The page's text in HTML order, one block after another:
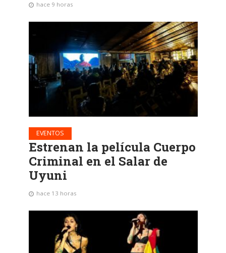
hace 9 horas
EVENTOS
Estrenan la película Cuerpo
Criminal en el Salar de
Uyuni
hace 13 horas